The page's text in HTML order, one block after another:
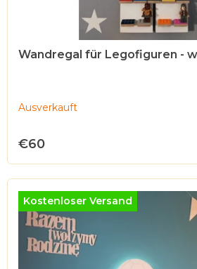
uWandregal für Legofiguren -
Ausverkauft
€60
Kostenloser Versand